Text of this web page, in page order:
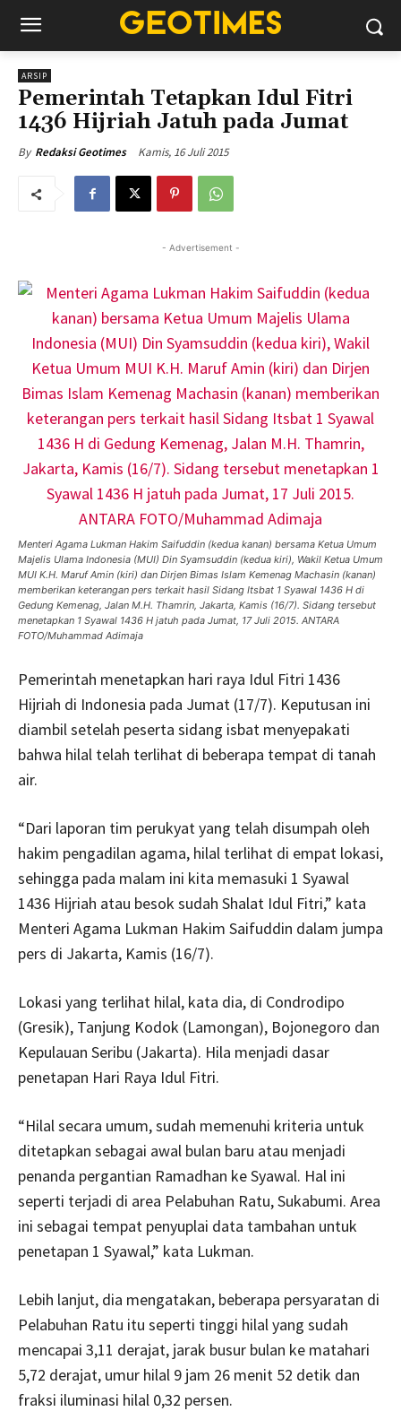
ARSIP
Pemerintah Tetapkan Idul Fitri
1436 Hijriah Jatuh pada Jumat
By Redaksi Geotimes Kamis, 16 Juli 2015
- Advertisement -
Menteri Agama Lukman Hakim Saifuddin (kedua kanan) bersama Ketua Umum
Majelis Ulama Indonesia (MUI) Din Syamsuddin (kedua kiri), Wakil Ketua Umum
MUI K.H. Maruf Amin (kiri) dan Dirjen Bimas Islam Kemenag Machasin (kanan)
memberikan keterangan pers terkait hasil Sidang Itsbat 1 Syawal 1436 H di
Gedung Kemenag, Jalan M.H. Thamrin, Jakarta, Kamis (16/7). Sidang tersebut
menetapkan 1 Syawal 1436 H jatuh pada Jumat, 17 Juli 2015. ANTARA
FOTO/Muhammad Adimaja
Pemerintah menetapkan hari raya Idul Fitri 1436
Hijriah di Indonesia pada Jumat (17/7). Keputusan ini
diambil setelah peserta sidang isbat menyepakati
bahwa hilal telah terlihat di beberapa tempat di tanah
air.
“Dari laporan tim perukyat yang telah disumpah oleh
hakim pengadilan agama, hilal terlihat di empat lokasi,
sehingga pada malam ini kita memasuki 1 Syawal
1436 Hijriah atau besok sudah Shalat Idul Fitri,” kata
Menteri Agama Lukman Hakim Saifuddin dalam jumpa
pers di Jakarta, Kamis (16/7).
Lokasi yang terlihat hilal, kata dia, di Condrodipo
(Gresik), Tanjung Kodok (Lamongan), Bojonegoro dan
Kepulauan Seribu (Jakarta). Hila menjadi dasar
penetapan Hari Raya Idul Fitri.
“Hilal secara umum, sudah memenuhi kriteria untuk
ditetapkan sebagai awal bulan baru atau menjadi
penanda pergantian Ramadhan ke Syawal. Hal ini
seperti terjadi di area Pelabuhan Ratu, Sukabumi. Area
ini sebagai tempat penyuplai data tambahan untuk
penetapan 1 Syawal,” kata Lukman.
Lebih lanjut, dia mengatakan, beberapa persyaratan di
Pelabuhan Ratu itu seperti tinggi hilal yang sudah
mencapai 3,11 derajat, jarak busur bulan ke matahari
5,72 derajat, umur hilal 9 jam 26 menit 52 detik dan
fraksi iluminasi hilal 0,32 persen.